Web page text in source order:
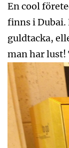
En cool
finns i Dubai.
guldtacka,
man har lust!